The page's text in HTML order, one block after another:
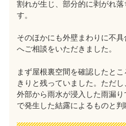
割れが生じ、部分的に剥がれ
す。
そのほかにも外壁まわりに不
へご相談をいただきました。
まず屋根裏空間を確認したと
きりと残っていました。ただし
外部から雨水が浸入した雨漏
で発生した結露によるものと判